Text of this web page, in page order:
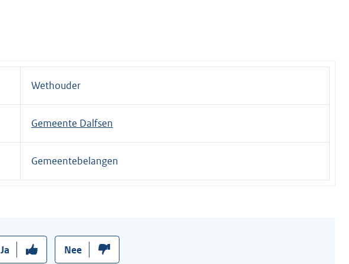
Wethouder
Gemeente Dalfsen
Gemeentebelangen
Ja Nee